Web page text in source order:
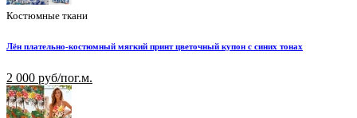
Костюмные ткани
Лён плательно-костюмный мягкий принт цветочный купон с синих тонах
2 000 руб/пог.м.